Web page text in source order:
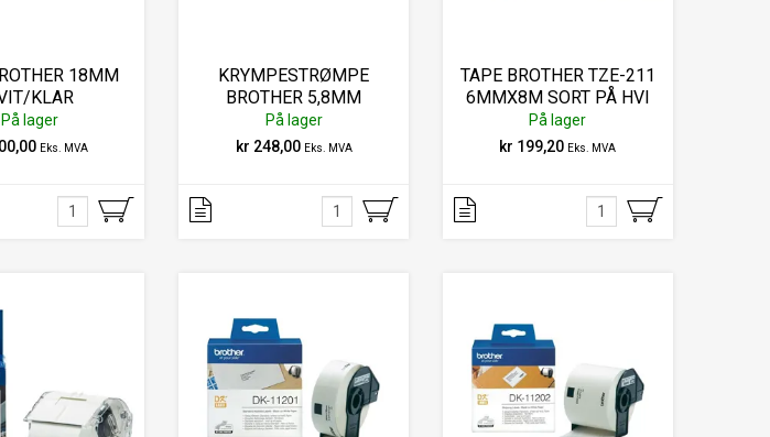
18MM
KLAR
På lager
Eks. MVA
KRYMPESTRØMPE
BROTHER 5,8MM
SORT/HVIT
På lager
kr 248,00 Eks. MVA
TAPE BROTHER TZE-211
6MMX8M SORT PÅ HVI
På lager
kr 199,20 Eks. MVA